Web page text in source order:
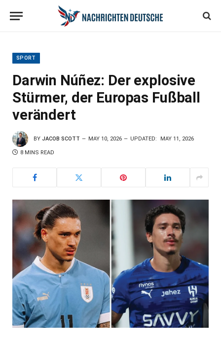
SPORT
Darwin Núñez: Der explosive
Stürmer, der Europas Fußball
verändert
BY JACOB SCOTT MAY 10, 2026 UPDATED: MAY 11, 2026
8 MINS READ